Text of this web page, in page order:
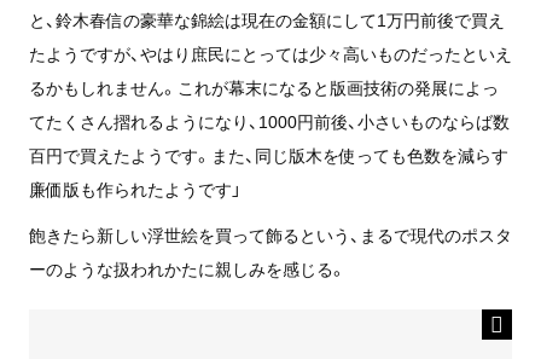
と、鈴木春信の豪華な錦絵は現在の金額にして1万円前後で買え
たようですが、やはり庶民にとっては少々高いものだったといえ
るかもしれません。これが幕末になると版画技術の発展によっ
てたくさん摺れるようになり、1000円前後、小さいものならば数
百円で買えたようです。また、同じ版木を使っても色数を減らす
廉価版も作られたようです」
飽きたら新しい浮世絵を買って飾るという、まるで現代のポスタ
ーのような扱われかたに親しみを感じる。